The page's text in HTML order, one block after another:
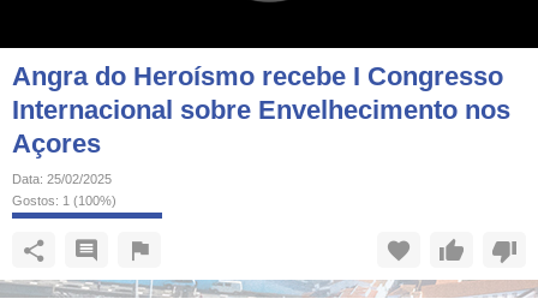
Angra do Heroísmo recebe I Congresso
Internacional sobre Envelhecimento nos
Açores
Data: 25/02/2025
Gostos: 1 (100%)